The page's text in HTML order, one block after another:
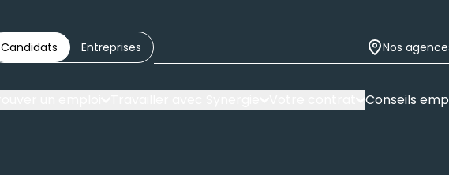
Candidats Entreprises Nos
Conseils